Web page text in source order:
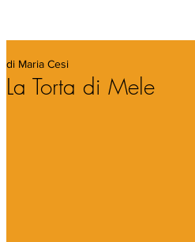
La Torta di Mele
di Maria Cesi